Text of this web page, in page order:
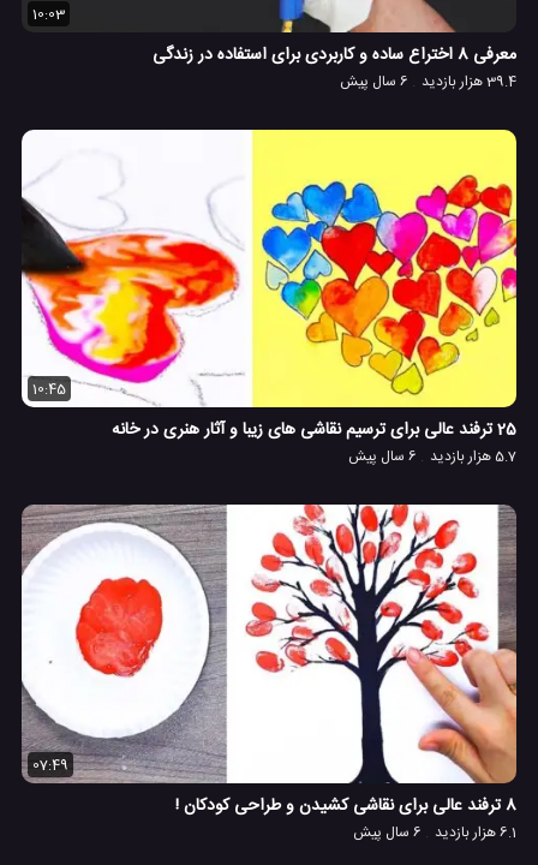
10:03
معرفی 8 اختراع ساده و کاربردی برای استفاده در زندگی
39.4 هزار بازدید 6 سال پیش
10:45
25 ترفند عالی برای ترسیم نقاشی های زیبا و آثار هنری در خانه
5.7 هزار بازدید 6 سال پیش
07:49
8 ترفند عالی برای نقاشی کشیدن و طراحی کودکان !
6.1 هزار بازدید 6 سال پیش